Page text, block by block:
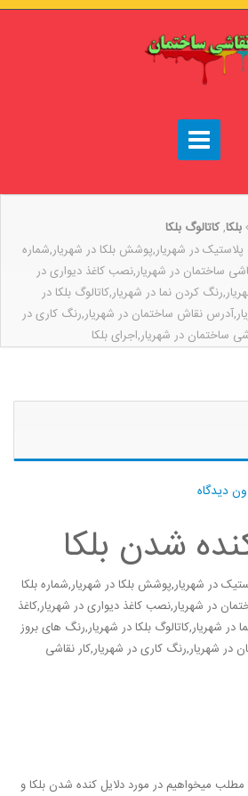
بلكا,كاتالوگ بلكا
در شهریار,پوشش بلکا در شهریار,شماره
ساختمان در شهریار,نصب کاغذ دیواری در
کردن نما در شهریار,کاتالوگ بلکا در
نقاش ساختمان در شهریار,رنگ کاری در
ساختمان در شهریار,اجرای بلکا
دیدگاه
شدن بلکا
در شهریار,پوشش بلکا در شهریار,شماره بلکا
در شهریار,نصب کاغذ دیواری در شهریار,کاغذ
در شهریار,کاتالوگ بلکا در شهریار,رنگ های بروز
در شهریار,رنگ کاری در شهریار,کار نقاشی
مطلب میخواهیم در مورد دلایل کنده شدن بلکا و